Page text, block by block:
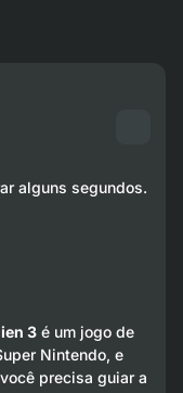
alguns segundos.
3é um jogo de
Nintendo, e
precisa guiar a